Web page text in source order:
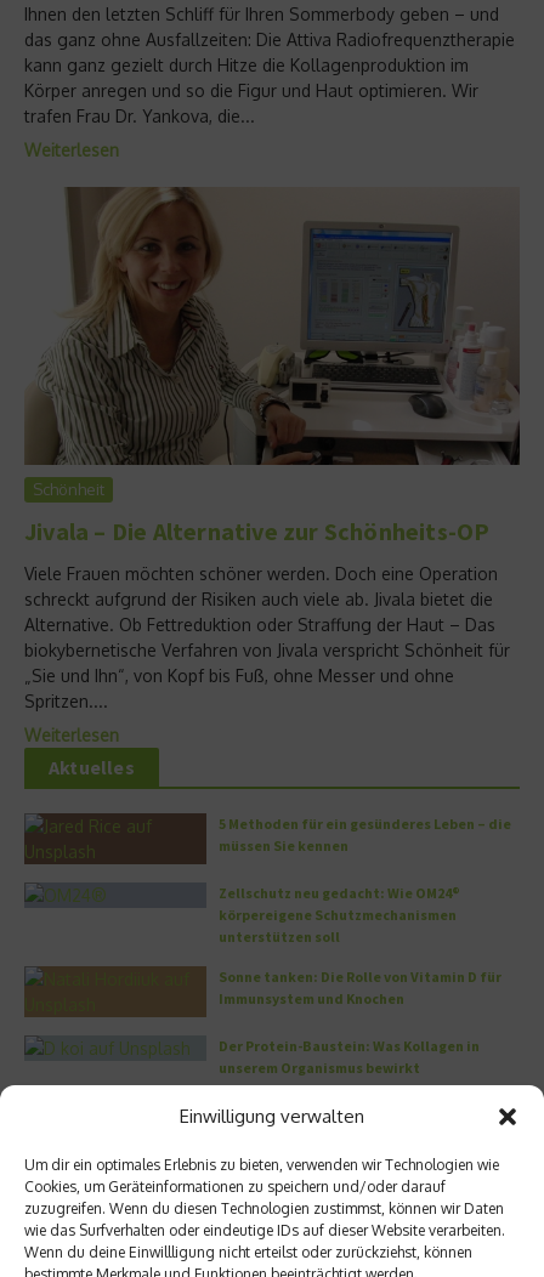
Einwilligung verwalten
Um dir ein optimales Erlebnis zu bieten, verwenden wir Technologien wie
Cookies, um Geräteinformationen zu speichern und/oder darauf
zuzugreifen. Wenn du diesen Technologien zustimmst, können wir Daten
wie das Surfverhalten oder eindeutige IDs auf dieser Website verarbeiten.
Wenn du deine Einwillligung nicht erteilst oder zurückziehst, können
bestimmte Merkmale und Funktionen beeinträchtigt werden.
Ihnen den letzten Schliff für Ihren Sommerbody geben – und
das ganz ohne Ausfallzeiten: Die Attiva Radiofrequenztherapie
kann ganz gezielt durch Hitze die Kollagenproduktion im
Körper anregen und so die Figur und Haut optimieren. Wir
trafen Frau Dr. Yankova, die...
Weiterlesen
Schönheit
Jivala – Die Alternative zur Schönheits-OP
Viele Frauen möchten schöner werden. Doch eine Operation
schreckt aufgrund der Risiken auch viele ab. Jivala bietet die
Alternative. Ob Fettreduktion oder Straffung der Haut – Das
biokybernetische Verfahren von Jivala verspricht Schönheit für
„Sie und Ihn“, von Kopf bis Fuß, ohne Messer und ohne
Spritzen....
Weiterlesen
Aktuelles
5 Methoden für ein gesünderes Leben – die
müssen Sie kennen
Zellschutz neu gedacht: Wie OM24®
körpereigene Schutzmechanismen
unterstützen soll
Sonne tanken: Die Rolle von Vitamin D für
Immunsystem und Knochen
Der Protein-Baustein: Was Kollagen in
unserem Organismus bewirkt
DERMADROP MED: Nadelfrei in die Tiefe
Meistgelesen
Wo habe ich nur wieder meinen Kopf? – Das
Problem mit dem Gedächtnis